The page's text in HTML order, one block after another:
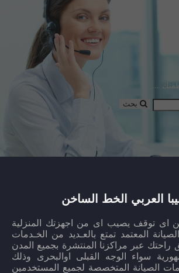
....
بحث
العربي الخط الساخن
اى توقف يصيب اى من اجهزتك المنزلية
المعتمد تمتع بالعـديد من الخـدمات
راحتك عبر مراكزنا المنتشرة بجميع المدن
سواء الوجه القبلى اوالبحرى وذلك
الصيانة المتخصصة لجميع المستخدمين